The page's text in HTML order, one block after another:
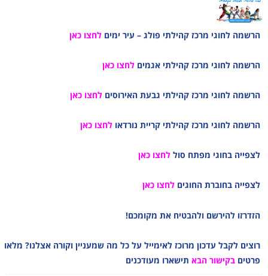
הרשמה לחוגי מרכז קהילתי פולג – עיר ימיםלחצו כאן
הרשמה לחוגי מרכז קהילתי אגמים לחצו כאן
הרשמה לחוגי מרכז קהילתי גבעת האירוסיםלחצו כאן
הרשמה לחוגי מרכז קהילתי קריית נורדאו לחצו כאן
לצפייה בחוגי מפתח סוללחצו כאן
לצפייה בחוברת החוגיםלחצו כאן
הזדרזו להירשם ולהבטיח את מקומכם!
רוצים לקבל עדכון מרוכז לאימייל על כל מה שמעניין וקורה אצלנו? מלאו
פרטיםבקישור הבא תישארו מעודכנים